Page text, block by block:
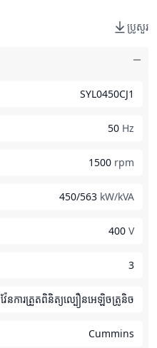
ប្រូសួរ
SYL0450CJ1
50 Hz
1500 rpm
450/563 kW/kVA
400 V
3
វ៉ែនការត្រួតពិនិត្យល្បឿនអេឡិចត្រូនិច
Cummins